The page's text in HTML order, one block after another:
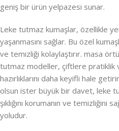
geniş bir ürün yelpazesi sunar.
Leke tutmaz kumaşlar, özellikle
yaşanmasını sağlar. Bu özel
ve temizliği kolaylaştırır. masa
tutmaz modeller, çiftlere pratiklik
hazırlıklarını daha keyifli hale
olsun ister büyük bir davet, leke
şıklığını korumanın ve temizliğini
yoludur.